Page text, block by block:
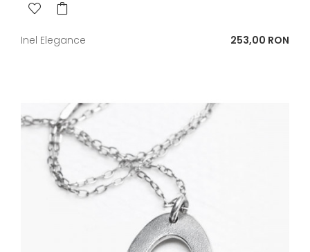
Inel Elegance Pret
253,00 RON